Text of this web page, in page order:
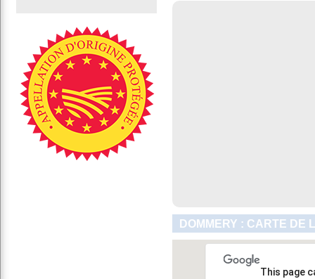
DOMMERY : CARTE DE
This page